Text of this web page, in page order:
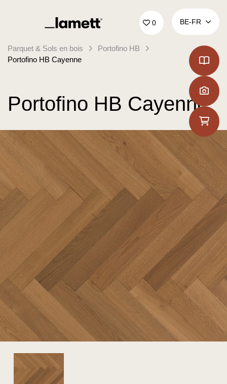
Retour à la page d'accueil 0 BE‑FR
Parquet & Sols en bois
Portofino HB
Portofino HB Cayenne
Portofino HB Cayenne